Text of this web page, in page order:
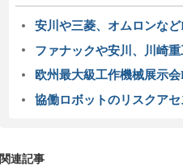
安川や三菱、オムロンな
ファナックや安川、川崎
欧州最大級工作機械展示
協働ロボットのリスクア
関連記事